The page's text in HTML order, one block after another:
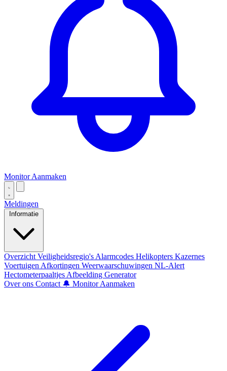
Monitor Aanmaken
Meldingen
Informatie
Overzicht Veiligheidsregio's Alarmcodes Helikopters Kazernes
Voertuigen Afkortingen Weerwaarschuwingen NL-Alert
Hectometerpaaltjes Afbeelding Generator
Over ons Contact 🔔 Monitor Aanmaken